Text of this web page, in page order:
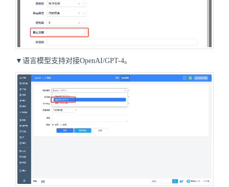
▼语言模型支持对接OpenAI/GPT-4。